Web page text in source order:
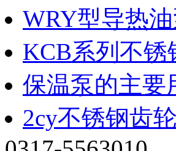
WRY型导热
KCB系列不
保温泵的主要
2cy不锈钢齿